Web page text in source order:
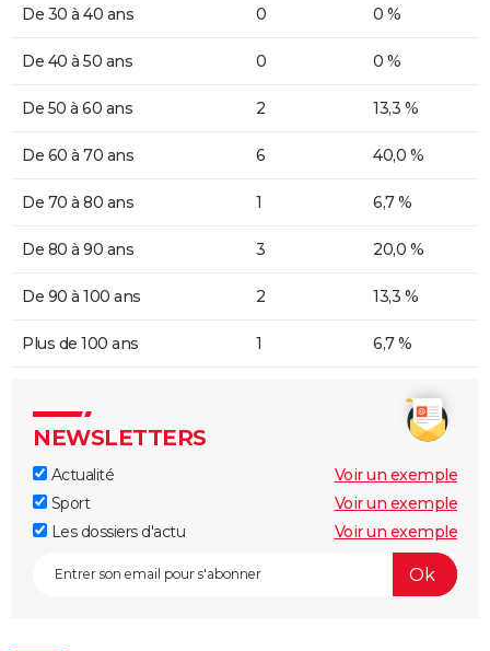
De 30 à 40 ans 0 0 %
De 40 à 50 ans 0 0 %
De 50 à 60 ans 2 13,3 %
De 60 à 70 ans 6 40,0 %
De 70 à 80 ans 1 6,7 %
De 80 à 90 ans 3 20,0 %
De 90 à 100 ans 2 13,3 %
Plus de 100 ans 1 6,7 %
NEWSLETTERS
Actualité
Voir un exemple
Sport
Voir un exemple
Les dossiers d'actu
Voir un exemple